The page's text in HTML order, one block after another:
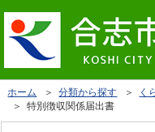
ホーム ＞分類から探す ＞ く
＞ 特別徴収関係届出書